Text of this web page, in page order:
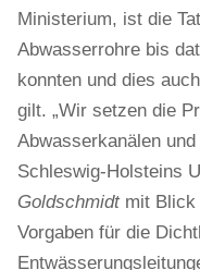
Ministerium, ist die
Abwasserrohre bis
konnten und dies
gilt. „Wir setzen die
Abwasserkanälen
Schleswig-Holsteins
Goldschmidtmit Blick
Vorgaben für die